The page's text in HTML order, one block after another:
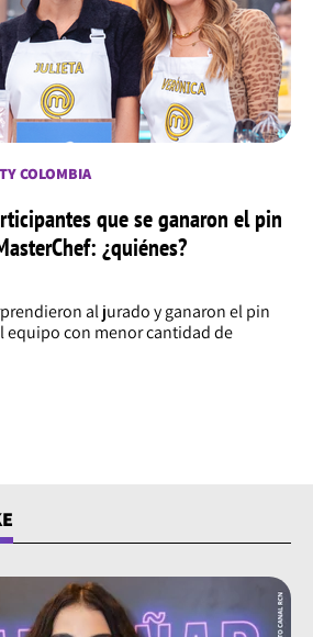
COLOMBIA
que se ganaron el pin
¿quiénes?
al jurado y ganaron el pin
equipo con menor cantidad de